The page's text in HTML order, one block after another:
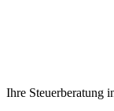
Close
Ihre Steuerberatung